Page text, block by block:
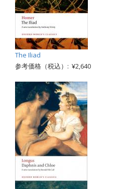
The Iliad
参考価格（税込）: ¥2,640